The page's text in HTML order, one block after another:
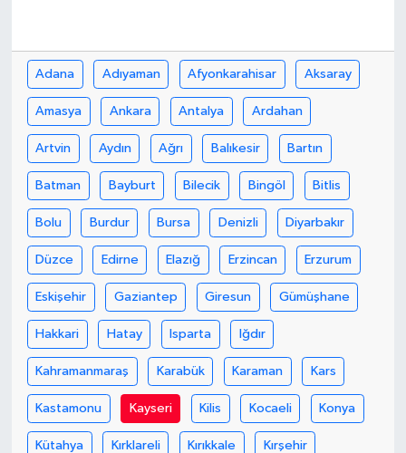
Adana Adıyaman Afyonkarahisar Aksaray
Amasya Ankara Antalya Ardahan
Artvin Aydın Ağrı Balıkesir Bartın
Batman Bayburt Bilecik Bingöl Bitlis
Bolu Burdur Bursa Denizli Diyarbakır
Düzce Edirne Elazığ Erzincan Erzurum
Eskişehir Gaziantep Giresun Gümüşhane
Hakkari Hatay Isparta Iğdır
Kahramanmaraş Karabük Karaman Kars
Kastamonu Kayseri Kilis Kocaeli Konya
Kütahya Kırklareli Kırıkkale Kırşehir